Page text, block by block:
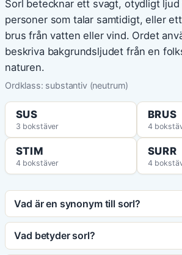
Sorl betecknar ett svagt, otydligt ljud
personer som talar samtidigt, eller
brus från vatten eller vind. Ordet
beskriva bakgrundsljudet från en
naturen.
Ordklass: substantiv (neutrum)
SUS
3 bokstäver
BRUS
4
STIM
4 bokstäver
SURR
4
Vad är en synonym till sorl?
Vad betyder sorl?